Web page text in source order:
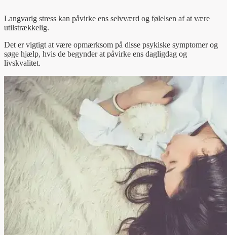
Langvarig stress kan påvirke ens selvværd og følelsen af at være
utilstrækkelig.
Det er vigtigt at være opmærksom på disse psykiske symptomer og
søge hjælp, hvis de begynder at påvirke ens dagligdag og
livskvalitet.